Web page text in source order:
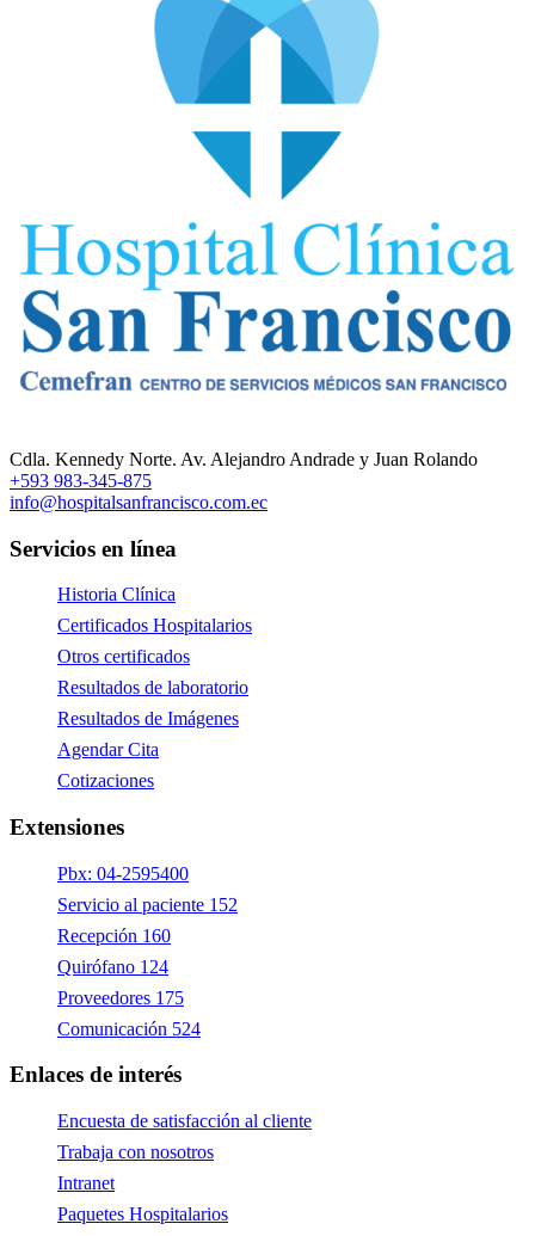
Cdla. Kennedy Norte. Av. Alejandro Andrade y Juan Rolando
+593 983-345-875
info@hospitalsanfrancisco.com.ec
Servicios en línea
Historia Clínica
Certificados Hospitalarios
Otros certificados
Resultados de laboratorio
Resultados de Imágenes
Agendar Cita
Cotizaciones
Extensiones
Pbx: 04-2595400
Servicio al paciente 152
Recepción 160
Quirófano 124
Proveedores 175
Comunicación 524
Enlaces de interés
Encuesta de satisfacción al cliente
Trabaja con nosotros
Intranet
Paquetes Hospitalarios